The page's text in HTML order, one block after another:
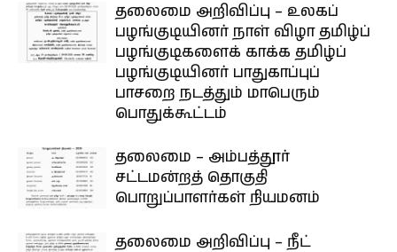
தலைமை அறிவிப்பு – உலகப்
பழங்குடியினர் நாள் விழா தமிழ்ப்
பழங்குடிகளைக் காக்க தமிழ்ப்
பழங்குடியினர் பாதுகாப்புப்
பாசறை நடத்தும் மாபெரும்
பொதுக்கூட்டம்
தலைமை – அம்பத்தூர்
சட்டமன்றத் தொகுதி
பொறுப்பாளர்கள் நியமனம்
தலைமை அறிவிப்பு – நீட்